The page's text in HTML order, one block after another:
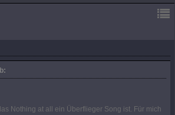
Nothing at all ein Überflieger Song ist. Für mich